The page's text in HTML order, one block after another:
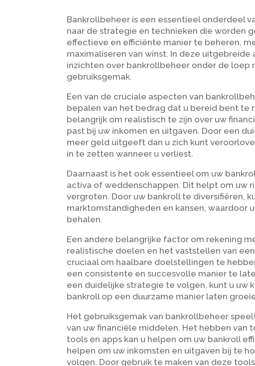
Bankrollbeheer is een essentieel onderdeel
naar de strategie en technieken die worden
effectieve en efficiënte manier te beheren,
maximaliseren van winst. In deze
inzichten over bankrollbeheer onder de loep
gebruiksgemak.
Een van de cruciale aspecten van
bepalen van het bedrag dat u bereid bent te
belangrijk om realistisch te zijn over uw
past bij uw inkomen en uitgaven. Door een
meer geld uitgeeft dan u zich kunt
in te zetten wanneer u verliest.
Daarnaast is het ook essentieel om uw
activa of weddenschappen. Dit helpt om uw
vergroten. Door uw bankroll te diversifiëren,
marktomstandigheden en kansen, waardoor
behalen.
Een andere belangrijke factor om rekening
realistische doelen en het vaststellen van
cruciaal om haalbare doelstellingen te
een consistente en succesvolle manier te
een duidelijke strategie te volgen, kunt u uw
bankroll op een duurzame manier laten
Het gebruiksgemak van bankrollbeheer
van uw financiële middelen. Het hebben
tools en apps kan u helpen om uw bankroll
helpen om uw inkomsten en uitgaven bij te
volgen. Door gebruik te maken van deze